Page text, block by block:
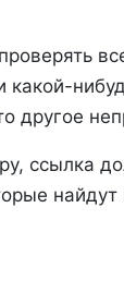
какой-
другое
ссылка